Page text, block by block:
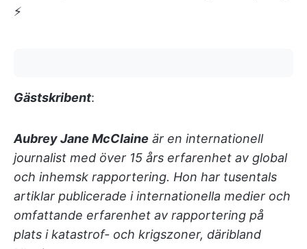
⚡️
Gästskribent:
Aubrey Jane McClaine är en internationell
journalist med över 15 års erfarenhet av global
och inhemsk rapportering. Hon har tusentals
artiklar publicerade i internationella medier och
omfattande erfarenhet av rapportering på
plats i katastrof- och krigszoner, däribland